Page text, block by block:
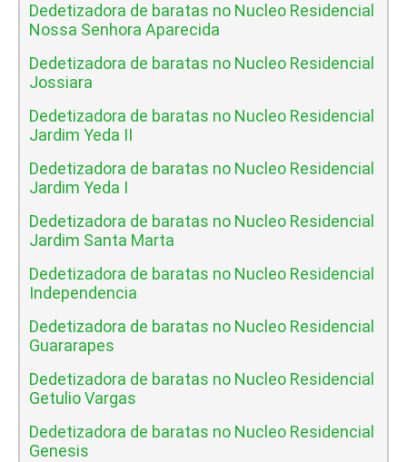
Dedetizadora de baratas no Nucleo Residencial
Nossa Senhora Aparecida
Dedetizadora de baratas no Nucleo Residencial
Jossiara
Dedetizadora de baratas no Nucleo Residencial
Jardim Yeda II
Dedetizadora de baratas no Nucleo Residencial
Jardim Yeda I
Dedetizadora de baratas no Nucleo Residencial
Jardim Santa Marta
Dedetizadora de baratas no Nucleo Residencial
Independencia
Dedetizadora de baratas no Nucleo Residencial
Guararapes
Dedetizadora de baratas no Nucleo Residencial
Getulio Vargas
Dedetizadora de baratas no Nucleo Residencial
Genesis